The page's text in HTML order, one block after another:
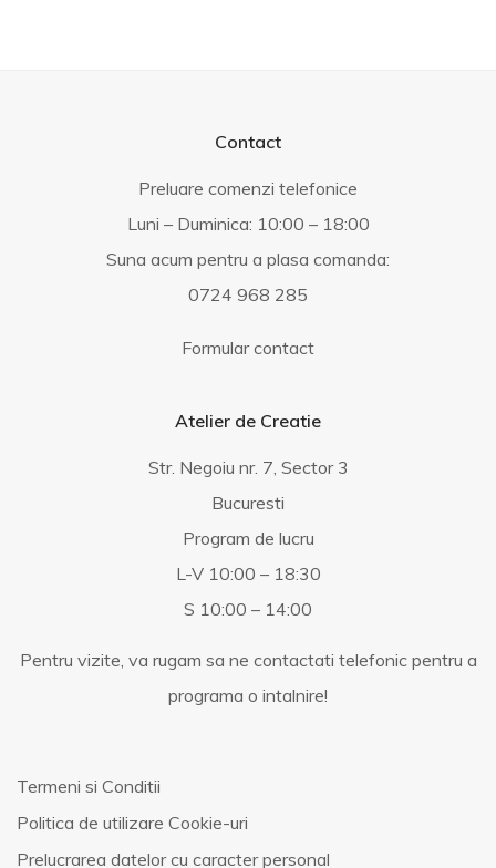
Contact
Preluare comenzi telefonice
Luni – Duminica: 10:00 – 18:00
Suna acum pentru a plasa comanda:
0724 968 285
Formular contact
Atelier de Creatie
Str. Negoiu nr. 7, Sector 3
Bucuresti
Program de lucru
L-V 10:00 – 18:30
S 10:00 – 14:00
Pentru vizite, va rugam sa ne contactati telefonic pentru a
programa o intalnire!
Termeni si Conditii
Politica de utilizare Cookie-uri
Prelucrarea datelor cu caracter personal